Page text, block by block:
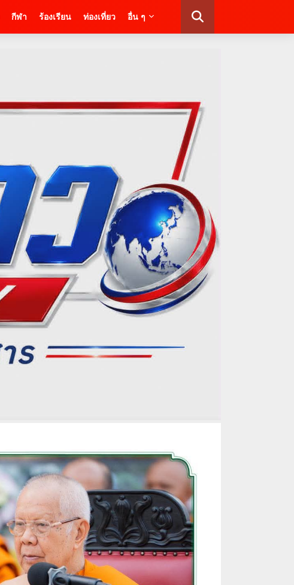
กีฬา ร้องเรียน ท่องเที่ยว อื่น ๆ